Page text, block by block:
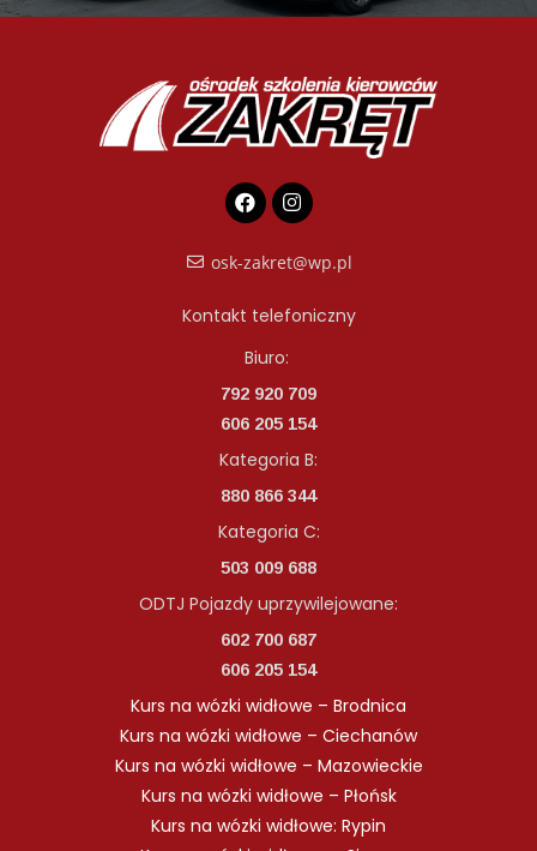
osk-zakret@wp.pl
Kontakt telefoniczny
Biuro:
792 920 709
606 205 154
Kategoria B:
880 866 344
Kategoria C:
503 009 688
ODTJ Pojazdy uprzywilejowane:
602 700 687
606 205 154
Kurs na wózki widłowe – Brodnica
Kurs na wózki widłowe – Ciechanów
Kurs na wózki widłowe – Mazowieckie
Kurs na wózki widłowe – Płońsk
Kurs na wózki widłowe: Rypin